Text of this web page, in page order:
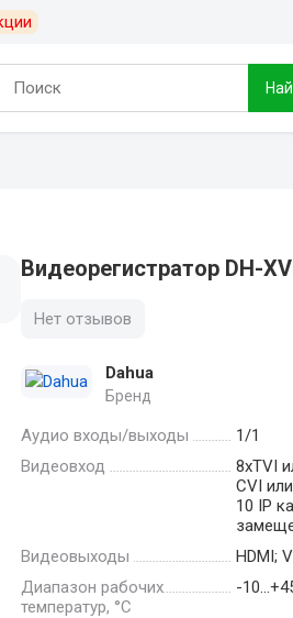
Видеорегистратор DH-
Нет отзывов
Dahua
Бренд
Аудио входы/выходы
1/1
Видеовход
8xTVI
CVI
10 IP
Видеовыходы
HDMI;
Диапазон рабочих
температур, °С
-